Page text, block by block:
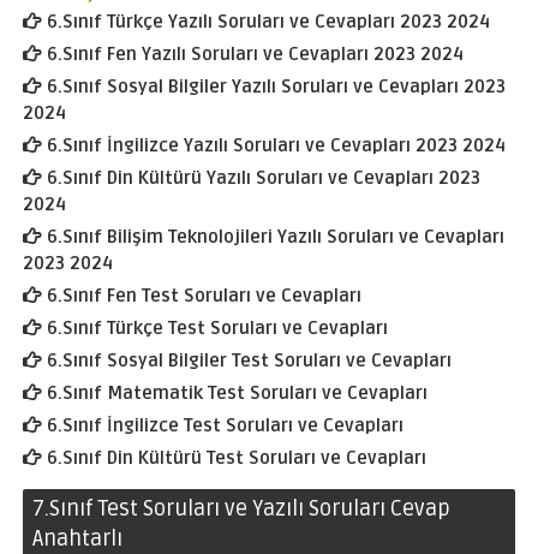
6.Sınıf Türkçe Yazılı Soruları ve Cevapları 2023 2024
6.Sınıf Fen Yazılı Soruları ve Cevapları 2023 2024
6.Sınıf Sosyal Bilgiler Yazılı Soruları ve Cevapları 2023
2024
6.Sınıf İngilizce Yazılı Soruları ve Cevapları 2023 2024
6.Sınıf Din Kültürü Yazılı Soruları ve Cevapları 2023
2024
6.Sınıf Bilişim Teknolojileri Yazılı Soruları ve Cevapları
2023 2024
6.Sınıf Fen Test Soruları ve Cevapları
6.Sınıf Türkçe Test Soruları ve Cevapları
6.Sınıf Sosyal Bilgiler Test Soruları ve Cevapları
6.Sınıf Matematik Test Soruları ve Cevapları
6.Sınıf İngilizce Test Soruları ve Cevapları
6.Sınıf Din Kültürü Test Soruları ve Cevapları
7.Sınıf Test Soruları ve Yazılı Soruları Cevap
Anahtarlı